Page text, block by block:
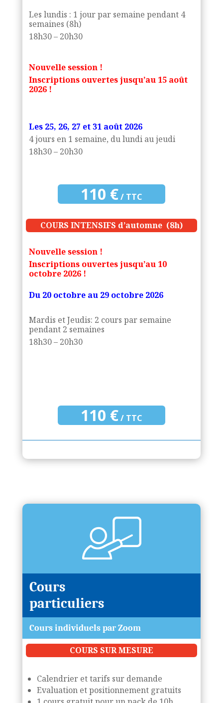
Les lundis : 1 jour par semaine pendant 4
semaines (8h)
18h30 – 20h30
Nouvelle session !
Inscriptions ouvertes jusqu’au 15 août
2026 !
Les 25, 26, 27 et 31 août 2026
4 jours en 1 semaine, du lundi au jeudi
18h30 – 20h30
110 €/ TTC
COURS INTENSIFS d’automne (8h)
Nouvelle session !
Inscriptions ouvertes jusqu’au 10
octobre 2026 !
Du 20 octobre au 29 octobre 2026
Mardis et Jeudis: 2 cours par semaine
pendant 2 semaines
18h30 – 20h30
110 €/ TTC
Cours
particuliers
Cours individuels par Zoom
COURS SUR MESURE
Calendrier et tarifs sur demande
Evaluation et positionnement gratuits